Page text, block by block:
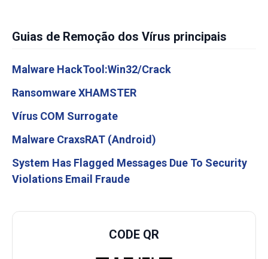
Guias de Remoção dos Vírus principais
Malware HackTool:Win32/Crack
Ransomware XHAMSTER
Vírus COM Surrogate
Malware CraxsRAT (Android)
System Has Flagged Messages Due To Security
Violations Email Fraude
CODE QR